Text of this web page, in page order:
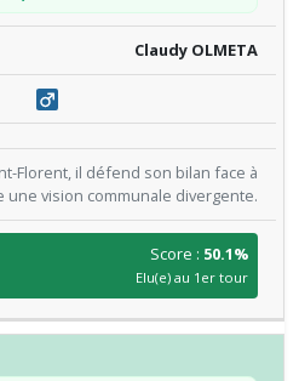
Claudy OLMETA
Florent, il défend son bilan face à
vision communale divergente.
Score : 50.1%
Elu(e) au 1er tour